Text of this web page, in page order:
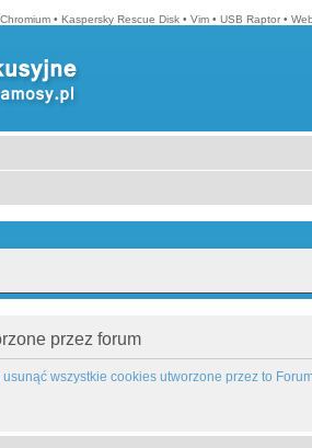
Chromium • Kaspersky Rescue Disk • Vim • USB Raptor •
przez forum
wszystkie cookies utworzone przez to